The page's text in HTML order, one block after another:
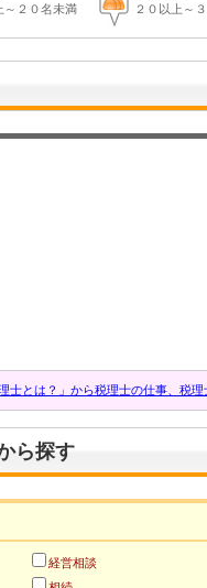
～２０名未満
２０以上～
士とは？」から税理士の仕事、税
ら探す
経営相談